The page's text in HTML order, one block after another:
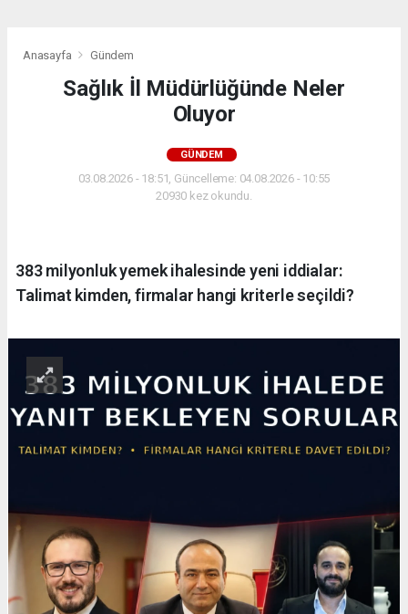
Anasayfa Gündem
Sağlık İl Müdürlüğünde Neler
Oluyor
GÜNDEM
03.08.2026 - 18:51, Güncelleme: 04.08.2026 - 10:55
20930 kez okundu.
383 milyonluk yemek ihalesinde yeni iddialar:
Talimat kimden, firmalar hangi kriterle seçildi?